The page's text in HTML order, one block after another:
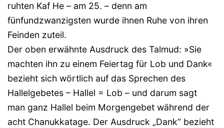
ruhten Kaf He – am 25. – denn am
fünfundzwanzigsten wurde ihnen Ruhe von ihren
Feinden zuteil.
Der oben erwähnte Ausdruck des Talmud: »Sie
machten ihn zu einem Feiertag für Lob und Dank«
bezieht sich wörtlich auf das Sprechen des
Hallelgebetes – Hallel = Lob – und darum sagt
man ganz Hallel beim Morgengebet während der
acht Chanukkatage. Der Ausdruck „Dank“ bezieht